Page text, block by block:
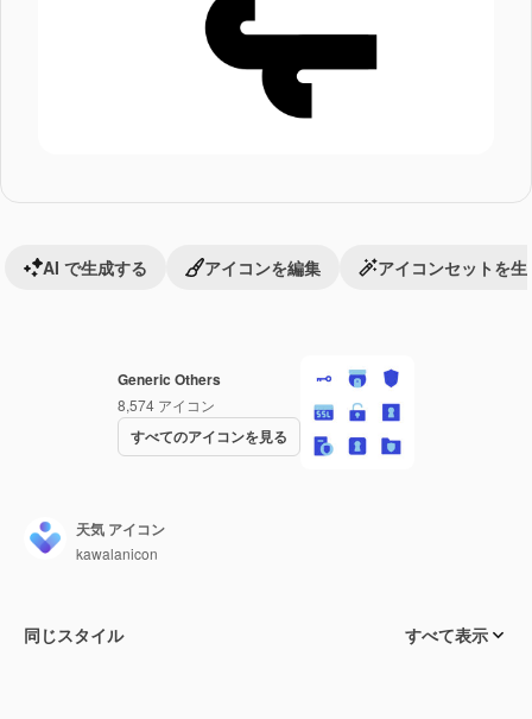
Generic Others
8,574 アイコン
すべてのアイコンを見る
AI で生成する アイコンを編集 アイコンセットを生
天気 アイコン
kawalanicon
同じスタイル すべて表示